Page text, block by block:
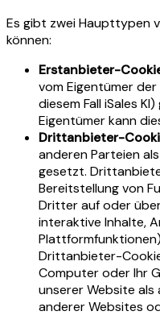
Es gibt zwei Haupttypen
können:
Erstanbieter-
vom Eigentümer
diesem Fall iSales
Eigentümer kann
Drittanbieter-
anderen Parteien
gesetzt.
Bereitstellung von
Dritter auf oder
interaktive Inhalte,
Drittanbieter-
Computer oder Ihr
unserer Website
anderer Websites